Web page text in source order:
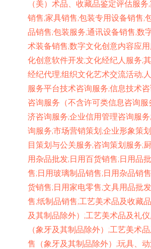
（美）术品、收藏品鉴定评估服
销售;家具销售;包装专用设备销售;
品销售;包装服务;通讯设备销售;数
术装备销售;数字文化创意内容应
化创意软件开发;文化经纪人服务;
经纪代理;组织文化艺术交流活动;
服务平台技术咨询服务;信息技术
咨询服务（不含许可类信息咨询服
济咨询服务;企业信用管理咨询服
询服务;市场营销策划;企业形象策
目策划与公关服务;咨询策划服务;
用杂品批发;日用百货销售;日用品
售;日用玻璃制品销售;日用杂品销
货销售;日用家电零售;文具用品批
售;纸制品销售;工艺美术品及收藏
及其制品除外）;工艺美术品及礼
（象牙及其制品除外）;工艺美术
售（象牙及其制品除外）;玩具、